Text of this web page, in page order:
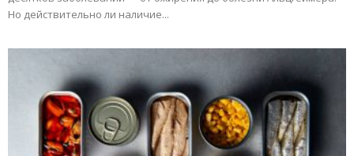
Но действительно ли наличие...